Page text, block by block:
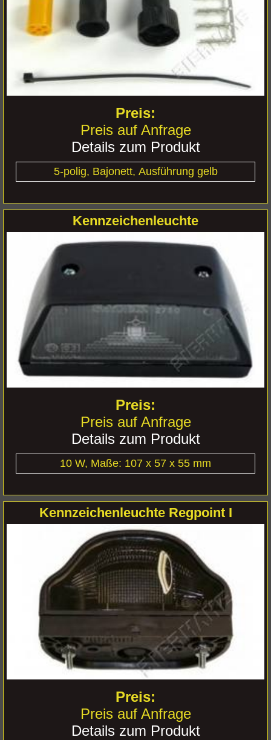
Preis auf Anfrage
5-polig, Bajonett, Ausführung gelb
Details zum Produkt
Kennzeichenleuchte
Preis auf Anfrage
10 W, Maße: 107 x 57 x 55 mm
Details zum Produkt
Kennzeichenleuchte Regpoint I
Preis auf Anfrage
Details zum Produkt
Planenwerbung
Impressum
Datenschutz
Cookie Einstellungen